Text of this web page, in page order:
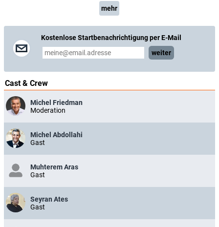
mehr
Kostenlose Startbenachrichtigung per E-Mail
weiter
Cast & Crew
Michel Friedman
Moderation
Michel Abdollahi
Gast
Muhterem Aras
Gast
Seyran Ates
Gast